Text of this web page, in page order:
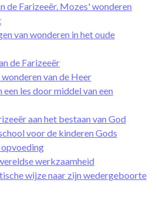
de Farizeeër. Mozes' wonderen
van wonderen in het oude
de Farizeeër
van de Heer
les door middel van een
aan het bestaan van God
voor de kinderen Gods
werkzaamheid
wijze naar zijn wedergeboorte